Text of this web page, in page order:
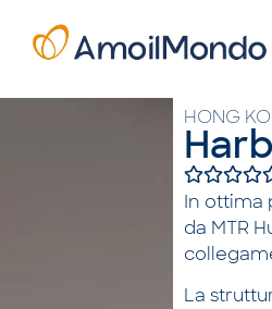
HONG
In ottima
da MTR
La